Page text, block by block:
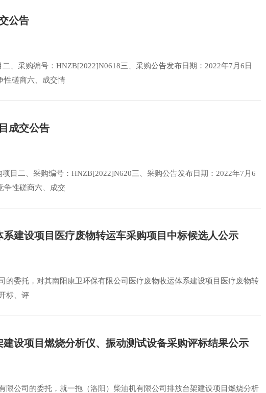
公告
、采购编号：HNZB[2022]N0618三、采购公告发布日期：2022年7月6日
性磋商六、成交情
成交公告
目二、采购编号：HNZB[2022]N620三、采购公告发布日期：2022年7月6
争性磋商六、成交
建设项目医疗废物转运车采购项目中标候选人公示
的委托，对其南阳康卫环保有限公司医疗废物收运体系建设项目医疗废物转
标、评
设项目燃烧分析仪、振动测试设备采购评标结果公示
限公司的委托，就一拖（洛阳）柴油机有限公司排放台架建设项目燃烧分析